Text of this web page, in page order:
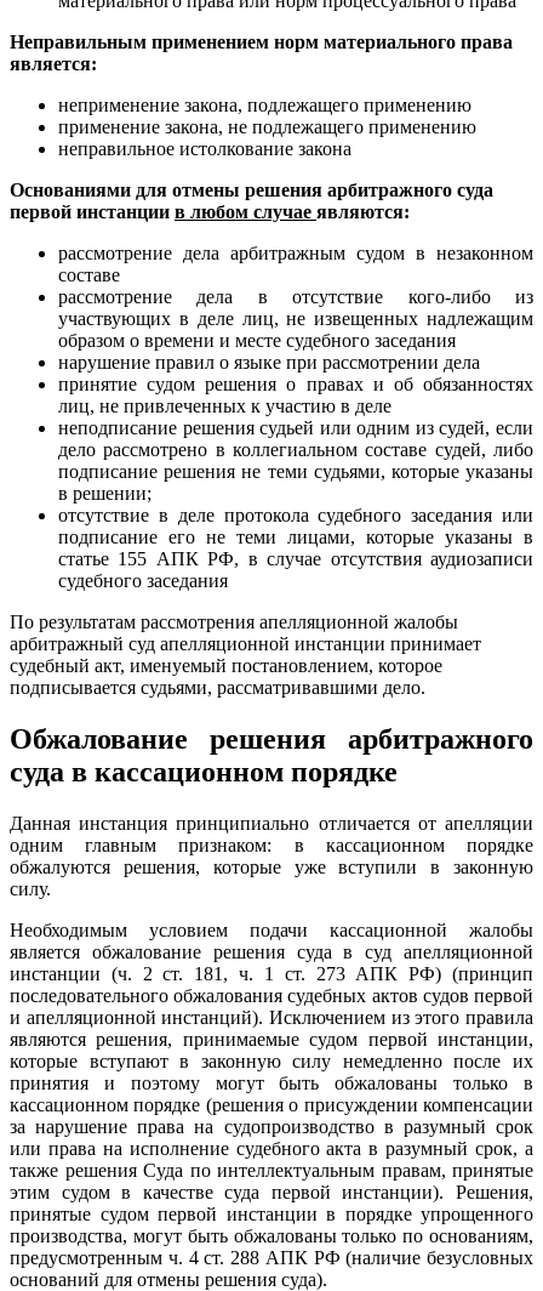
Неправильным применением норм материального права
является:
неприменение закона, подлежащего применению
применение закона, не подлежащего применению
неправильное истолкование закона
Основаниями для отмены решения арбитражного суда
первой инстанции в любом случае являются:
рассмотрение дела арбитражным судом в незаконном
составе
рассмотрение дела в отсутствие кого-либо из
участвующих в деле лиц, не извещенных надлежащим
образом о времени и месте судебного заседания
нарушение правил о языке при рассмотрении дела
принятие судом решения о правах и об обязанностях
лиц, не привлеченных к участию в деле
неподписание решения судьей или одним из судей, если
дело рассмотрено в коллегиальном составе судей, либо
подписание решения не теми судьями, которые указаны
в решении;
отсутствие в деле протокола судебного заседания или
подписание его не теми лицами, которые указаны в
статье 155 АПК РФ, в случае отсутствия аудиозаписи
судебного заседания
По результатам рассмотрения апелляционной жалобы
арбитражный суд апелляционной инстанции принимает
судебный акт, именуемый постановлением, которое
подписывается судьями, рассматривавшими дело.
Обжалование решения арбитражного
суда в кассационном порядке
Данная инстанция принципиально отличается от апелляции
одним главным признаком: в кассационном порядке
обжалуются решения, которые уже вступили в законную
силу.
Необходимым условием подачи кассационной жалобы
является обжалование решения суда в суд апелляционной
инстанции (ч. 2 ст. 181, ч. 1 ст. 273 АПК РФ) (принцип
последовательного обжалования судебных актов судов первой
и апелляционной инстанций). Исключением из этого правила
являются решения, принимаемые судом первой инстанции,
которые вступают в законную силу немедленно после их
принятия и поэтому могут быть обжалованы только в
кассационном порядке (решения о присуждении компенсации
за нарушение права на судопроизводство в разумный срок
или права на исполнение судебного акта в разумный срок, а
также решения Суда по интеллектуальным правам, принятые
этим судом в качестве суда первой инстанции). Решения,
принятые судом первой инстанции в порядке упрощенного
производства, могут быть обжалованы только по основаниям,
предусмотренным ч. 4 ст. 288 АПК РФ (наличие безусловных
оснований для отмены решения суда).